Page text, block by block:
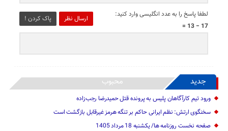
ارسال نظر پاک کردن !
لطفا پاسخ را به عدد انگلیسی وارد کنید:
17 − 13 =
جدید محبوب
ورود تیم کارآگاهان پلیس به پرونده قتل حمیدرضا رجب‌زاده
سخنگوی ارتش: نظم ایرانی حاکم بر تنگه هرمز غیرقابل بازگشت است
صفحه نخست روزنامه ها/ یکشنبه 18 مرداد 1405